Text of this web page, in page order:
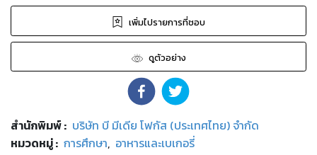
เพิ่มไปรายการที่ชอบ
ดูตัวอย่าง
สำนักพิมพ์: บริษัท บี มีเดีย โฟกัส (ประเทศไทย) จำกัด
หมวดหมู่: การศึกษา, อาหารและเบเกอรี่